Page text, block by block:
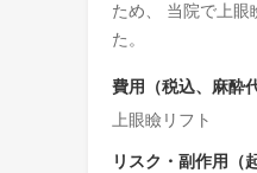
ため、 当院で上眼
た。
費用（税込、麻酔
上眼瞼リフト
リスク・副作用（